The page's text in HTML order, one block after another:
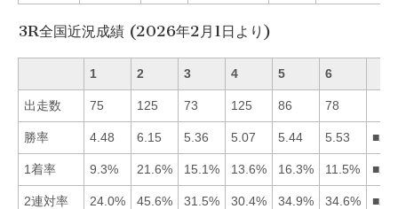
3R全国近況成績 (2026年2月1日より)
1 2 3 4 5 6
出走数 75 125 73 125 86 78
勝率 4.48 6.15 5.36 5.07 5.44 5.53
1着率 9.3% 21.6% 15.1% 13.6% 16.3% 11.5%
2連対率 24.0% 45.6% 31.5% 30.4% 34.9% 34.6%